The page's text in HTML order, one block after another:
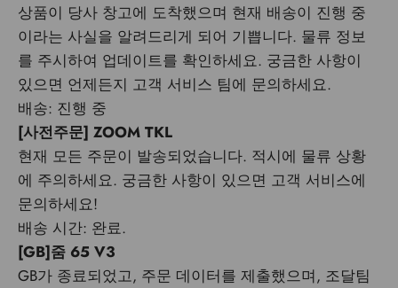
상품이 당사 창고에 도착했으며 현재 배송이 진행 중
이라는 사실을 알려드리게 되어 기쁩니다. 물류 정보
를 주시하여 업데이트를 확인하세요. 궁금한 사항이
있으면 언제든지 고객 서비스 팀에 문의하세요.
배송: 진행 중
[사전주문] ZOOM TKL
현재 모든 주문이 발송되었습니다. 적시에 물류 상황
에 주의하세요. 궁금한 사항이 있으면 고객 서비스에
문의하세요!
배송 시간: 완료.
[GB]줌 65 V3
GB가 종료되었고, 주문 데이터를 제출했으며, 조달팀